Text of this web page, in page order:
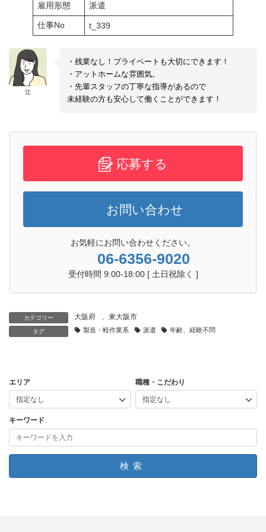
雇用形態 派遣
仕事No t_339
辻
・残業なし！プライベートも大切にできます！
・アットホームな雰囲気。
・先輩スタッフの丁寧な指導があるので
未経験の方も安心して働くことができます！
応募する
お問い合わせ
お気軽にお問い合わせください。
06-6356-9020
受付時間 9:00-18:00 [ 土日祝除く ]
カテゴリー 大阪府 、 東大阪市
タグ 製造・軽作業系 派遣 年齢、経験不問
エリア 職種・こだわり
キーワード
検索